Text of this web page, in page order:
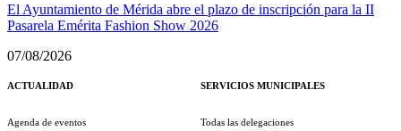
El Ayuntamiento de Mérida abre el plazo de inscripción para la II
Pasarela Emérita Fashion Show 2026
07/08/2026
ACTUALIDAD
Agenda de eventos
SERVICIOS MUNICIPALES
Todas las delegaciones